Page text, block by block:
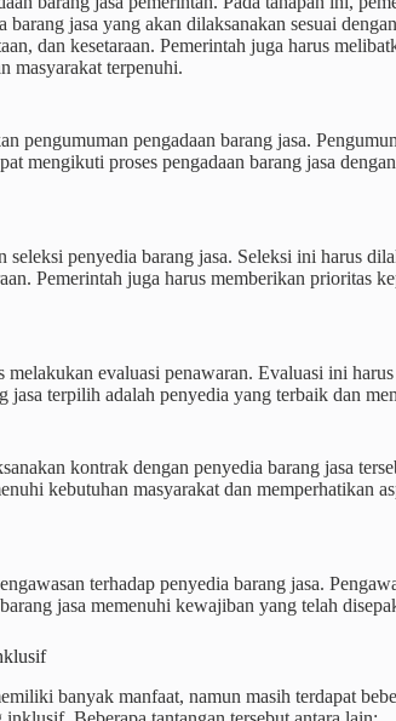
jasa yang akan dilaksanakan sesuai
dan kesetaraan. Pemerintah juga harus
masyarakat terpenuhi.
pengumuman pengadaan barang jasa.
mengikuti proses pengadaan barang jasa
penyedia barang jasa. Seleksi ini harus
Pemerintah juga harus memberikan prioritas
melakukan evaluasi penawaran. Evaluasi ini
terpilih adalah penyedia yang terbaik dan
kontrak dengan penyedia barang jasa
kebutuhan masyarakat dan memperhatikan
terhadap penyedia barang jasa.
jasa memenuhi kewajiban yang telah
banyak manfaat, namun masih terdapat